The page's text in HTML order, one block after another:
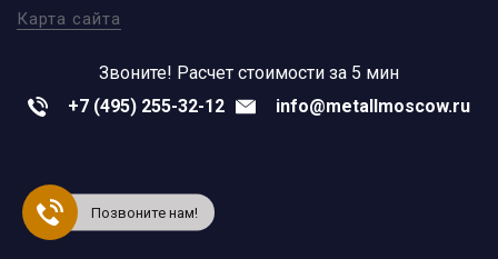
Карта сайта
Звоните! Расчет стоимости за 5 мин
+7 (495) 255-32-12
info@metallmoscow.ru
Позвоните нам!